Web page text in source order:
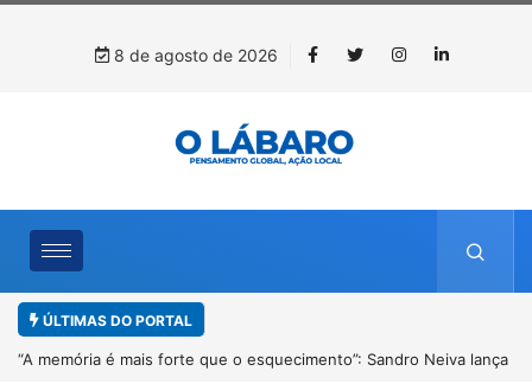
8 de agosto de 2026
ÚLTIMAS DO PORTAL
4º Fliparacatu tem inscrições abertas para o Prêmio de Redação e